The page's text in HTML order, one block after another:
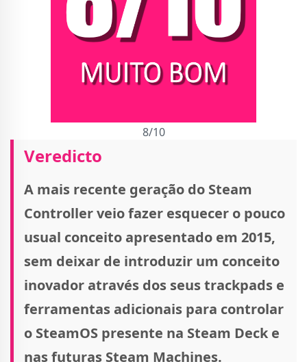
8/10
Veredicto
A mais recente geração do Steam
Controller veio fazer esquecer o pouco
usual conceito apresentado em 2015,
sem deixar de introduzir um conceito
inovador através dos seus trackpads e
ferramentas adicionais para controlar
o SteamOS presente na Steam Deck e
nas futuras Steam Machines.